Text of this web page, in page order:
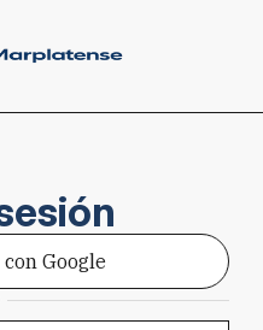
Google